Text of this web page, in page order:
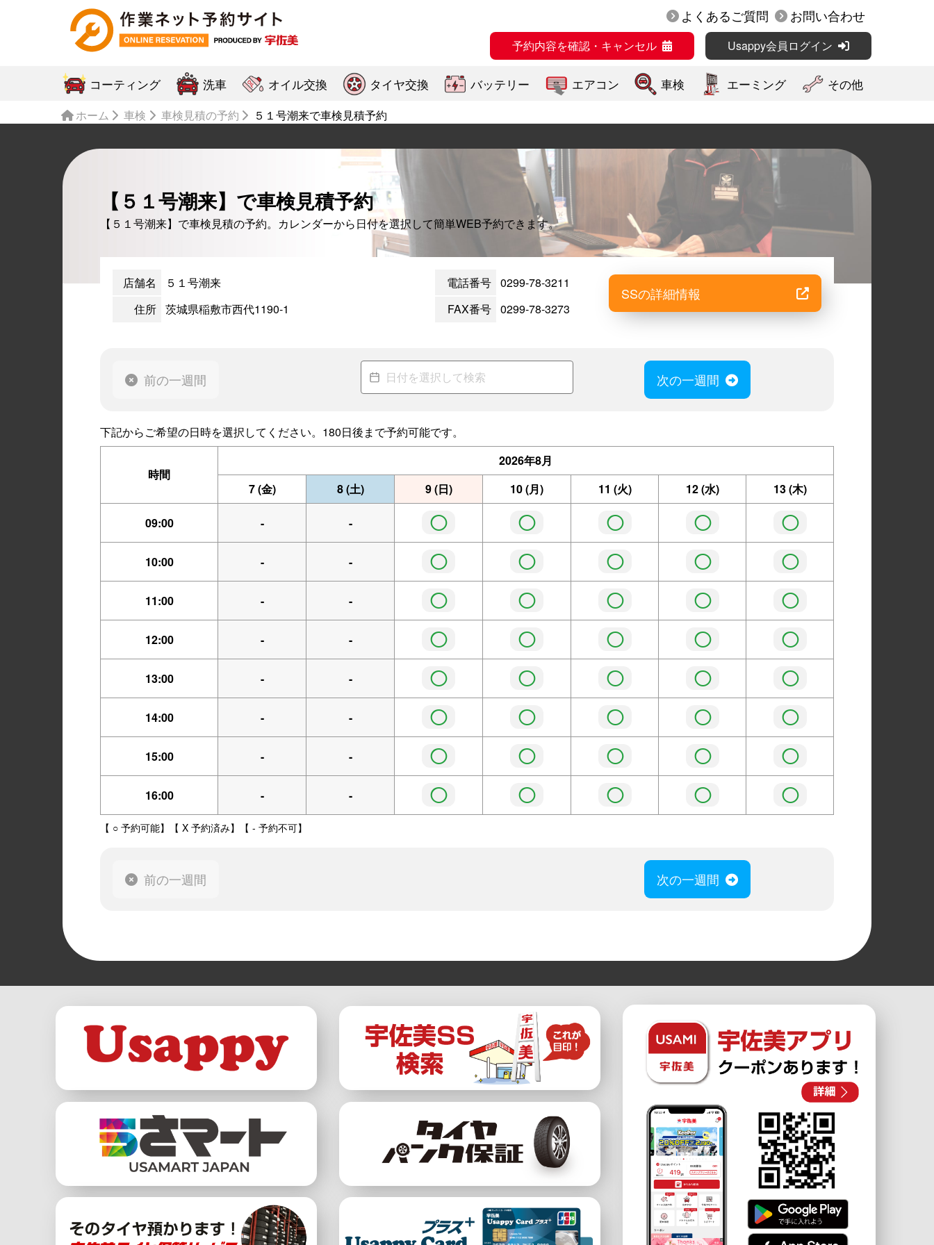
よくあるご質問 お問い合わせ
予約内容を確認・キャンセル Usappy会員ログイン
コーティング 洗車 オイル交換 タイヤ交換 バッテリー エアコン 車検 エーミング その他
ホーム 車検 車検見積の予約 ５１号潮来で車検見積予約
【５１号潮来】で車検見積予約
【５１号潮来】で車検見積の予約。カレンダーから日付を選択して簡単WEB予約できます。
店舗名
５１号潮来
住所 茨城県稲敷市西代1190-1
電話番号 0299-78-3211
FAX番号 0299-78-3273
SSの詳細情報
前の一週間 次の一週間
下記からご希望の日時を選択してください。180日後まで予約可能です。
時間
2026年8月
7(金) 8(土) 9(日) 10(月) 11 (火) 12(水) 13(木)
09:00 - - ◯ ◯ ◯ ◯ ◯
10:00 - - ◯ ◯ ◯ ◯ ◯
11:00 - - ◯ ◯ ◯ ◯ ◯
12:00 - - ◯ ◯ ◯ ◯ ◯
13:00 - - ◯ ◯ ◯ ◯ ◯
14:00 - - ◯ ◯ ◯ ◯ ◯
15:00 - - ◯ ◯ ◯ ◯ ◯
16:00 - - ◯ ◯ ◯ ◯ ◯
【 ○ 予約可能】【 X 予約済み】【 - 予約不可】
前の一週間 次の一週間